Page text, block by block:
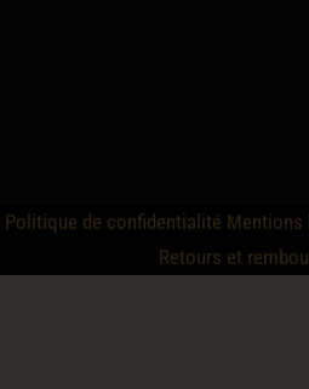
Politique de confidentialité Mentions
Retours et